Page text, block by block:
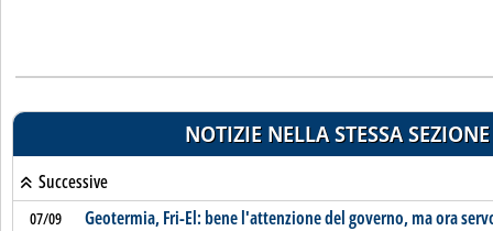
NOTIZIE NELLA STESSA SEZIONE
Successive
07/09 Geotermia, Fri-El: bene l'attenzione del governo, ma ora